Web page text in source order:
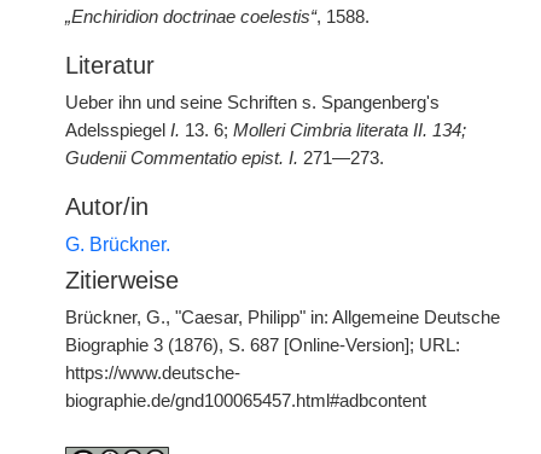
„Enchiridion doctrinae coelestis“, 1588.
Literatur
Ueber ihn und seine Schriften s. Spangenberg's
Adelsspiegel I. 13. 6; Molleri Cimbria literata II. 134;
Gudenii Commentatio epist. I. 271—273.
Autor/in
G. Brückner.
Zitierweise
Brückner, G., "Caesar, Philipp" in: Allgemeine Deutsche
Biographie 3 (1876), S. 687 [Online-Version]; URL:
https://www.deutsche-
biographie.de/gnd100065457.html#adbcontent